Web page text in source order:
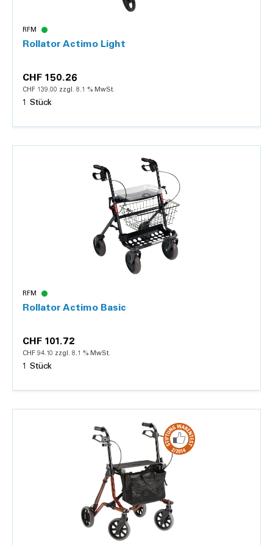
RFM
Rollator Actimo Light
CHF 150.26
CHF 139.00 zzgl. 8.1 % MwSt.
1 Stück
Details
RFM
Rollator Actimo Basic
CHF 101.72
CHF 94.10 zzgl. 8.1 % MwSt.
1 Stück
Details